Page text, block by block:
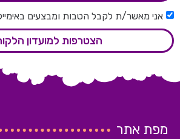
אני מאשר/ת לקבל הטבות ומבצעים באימייל
הצטרפות למועדון
מפת אתר